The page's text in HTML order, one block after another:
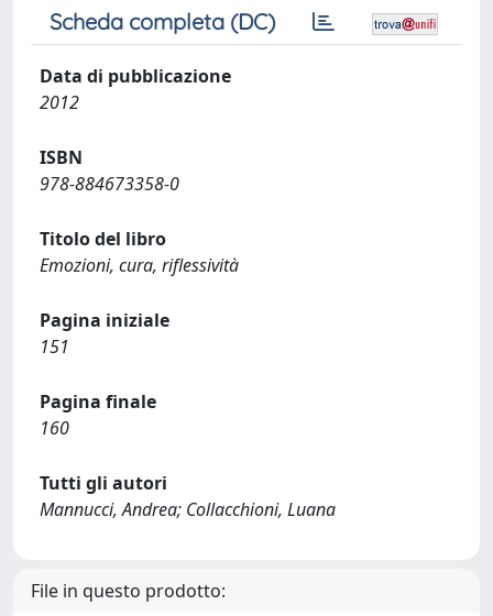
Scheda completa (DC)
Data di pubblicazione
2012
ISBN
978-884673358-0
Titolo del libro
Emozioni, cura, riflessività
Pagina iniziale
151
Pagina finale
160
Tutti gli autori
Mannucci, Andrea; Collacchioni, Luana
File in questo prodotto: